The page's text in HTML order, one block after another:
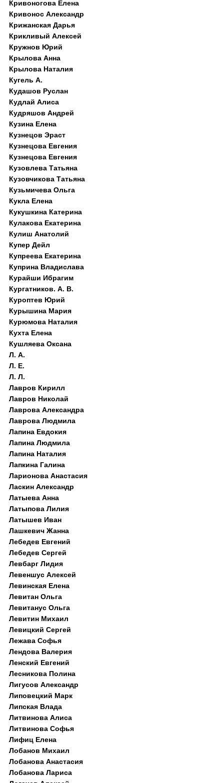
Кривоногова Елена
Кривонос Александр
Крижанская Дарья
Крикливый Алексей
Кружнов Юрий
Крылова Анна
Крылова Наталия
Кугель А.
Кудашов Руслан
Кудлай Алиса
Кудряшов Андрей
Кузина Елена
Кузнецов Эраст
Кузнецова Евгения
Кузнецова Евгения
Кузовлева Татьяна
Кузовчикова Татьяна
Кузьмичева Ольга
Кукла Елена
Кукушкина Катерина
Кулакова Екатерина
Кулиш Анатолий
Купер Дейл
Купреева Екатерина
Куприна Владислава
Курайши Ибрагим
Кургатников. А. В.
Куроптев Юрий
Курышина Мария
Курюмова Наталия
Кухта Елена
Кушляева Оксана
Л. А.
Л. Е.
Л. Л.
Лавров Кирилл
Лавров Николай
Лаврова Александра
Лаврова Людмила
Лапина Евдокия
Лапина Людмила
Лапина Наталия
Лапкина Галина
Ларионова Анастасия
Ласкин Александр
Латыева Анна
Латыпова Лилия
Латышев Иван
Лашкевич Жанна
Лебедев Евгений
Лебедев Сергей
Левбарг Лидия
Левеншус Алексей
Левинская Елена
Левитан Ольга
Левитанус Ольга
Левитин Михаил
Левицкий Сергей
Лежава Софья
Лендова Валерия
Ленский Евгений
Лесникова Полина
Лигусов Александр
Липовецкий Марк
Липская Влада
Литвинова Алиса
Литвинова Софья
Лифиц Елена
Лобанов Михаил
Лобанова Анастасия
Лобанова Лариса